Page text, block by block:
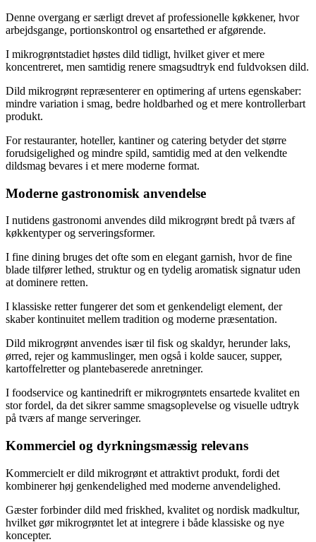
Denne overgang er særligt drevet af professionelle køkkener, hvor
arbejdsgange, portionskontrol og ensartethed er afgørende.
I mikrogrøntstadiet høstes dild tidligt, hvilket giver et mere
koncentreret, men samtidig renere smagsudtryk end fuldvoksen dild.
Dild mikrogrønt repræsenterer en optimering af urtens egenskaber:
mindre variation i smag, bedre holdbarhed og et mere kontrollerbart
produkt.
For restauranter, hoteller, kantiner og catering betyder det større
forudsigelighed og mindre spild, samtidig med at den velkendte
dildsmag bevares i et mere moderne format.
Moderne gastronomisk anvendelse
I nutidens gastronomi anvendes dild mikrogrønt bredt på tværs af
køkkentyper og serveringsformer.
I fine dining bruges det ofte som en elegant garnish, hvor de fine
blade tilfører lethed, struktur og en tydelig aromatisk signatur uden
at dominere retten.
I klassiske retter fungerer det som et genkendeligt element, der
skaber kontinuitet mellem tradition og moderne præsentation.
Dild mikrogrønt anvendes især til fisk og skaldyr, herunder laks,
ørred, rejer og kammuslinger, men også i kolde saucer, supper,
kartoffelretter og plantebaserede anretninger.
I foodservice og kantinedrift er mikrogrøntets ensartede kvalitet en
stor fordel, da det sikrer samme smagsoplevelse og visuelle udtryk
på tværs af mange serveringer.
Kommerciel og dyrkningsmæssig relevans
Kommercielt er dild mikrogrønt et attraktivt produkt, fordi det
kombinerer høj genkendelighed med moderne anvendelighed.
Gæster forbinder dild med friskhed, kvalitet og nordisk madkultur,
hvilket gør mikrogrøntet let at integrere i både klassiske og nye
koncepter.